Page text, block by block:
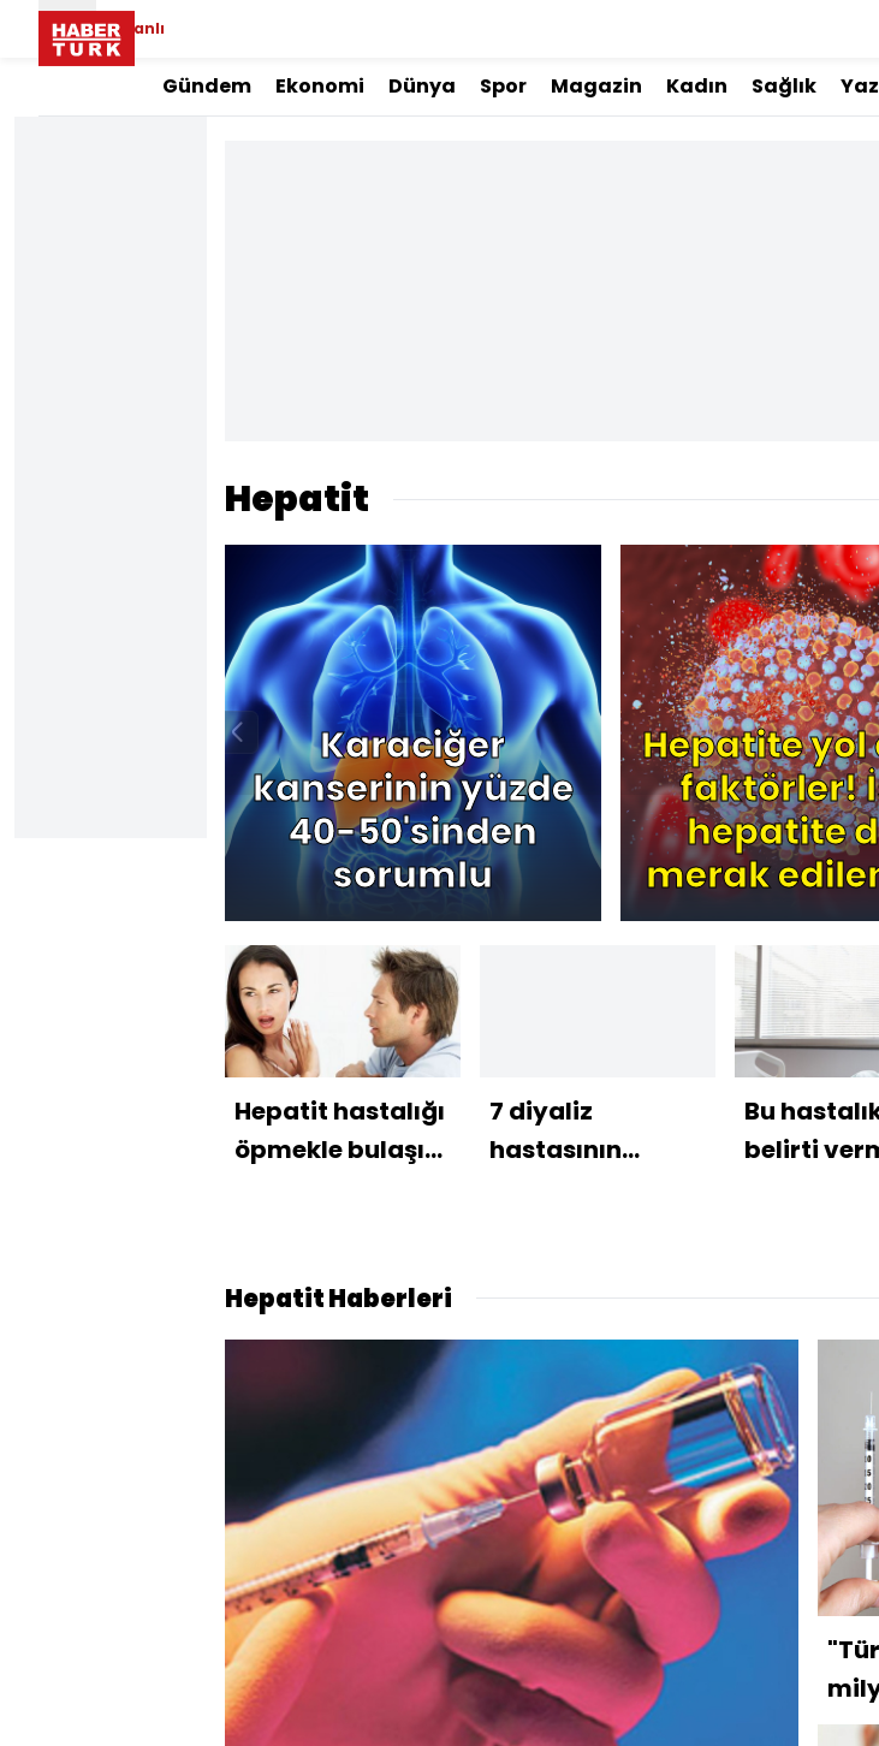
Canlı
Gündem Ekonomi Dünya Spor Magazin Kadın Sağlık
Hepatit
Karaciğer
kanserinin yüzde
40-50'sinden
sorumlu
Hepatite
faktörler!
hepatite
merak
Hepatit hastalığı
öpmekle bulaşır
7 diyaliz
hastasının
Bu
belirti
Hepatit Haberleri